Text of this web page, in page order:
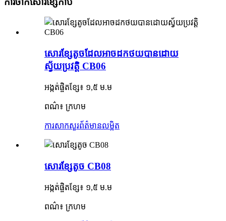
សោរខ្សែតូចដែលអាចដកថយបានដោយ
ស្វ័យប្រវត្តិ CB06
អង្កត់ផ្ចិតខ្សែ៖ ១,៥ ម.ម
ពណ៌៖ ក្រហម
ការសាកសួរព័ត៌មានលម្អិត
សោរខ្សែតូច CB08
អង្កត់ផ្ចិតខ្សែ៖ ១,៥ ម.ម
ពណ៌៖ ក្រហម